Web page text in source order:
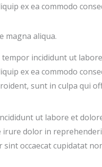
ex ea commodo
magna aliqua.
tempor incididunt ut
ex ea commodo
sunt in culpa qui
ut labore et
irure dolor in
sint occaecat cupidatat